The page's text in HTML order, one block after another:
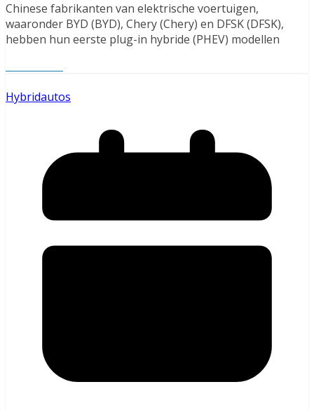
Chinese fabrikanten van elektrische voertuigen,
waaronder BYD (BYD), Chery (Chery) en DFSK (DFSK),
hebben hun eerste plug-in hybride (PHEV) modellen
Hybridautos